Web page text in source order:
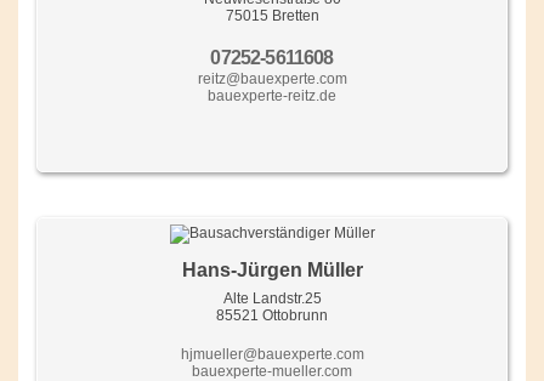
75015 Bretten
07252-5611608
reitz@bauexperte.com
bauexperte-reitz.de
Hans-Jürgen Müller
Alte Landstr.25
85521 Ottobrunn
hjmueller@bauexperte.com
bauexperte-mueller.com